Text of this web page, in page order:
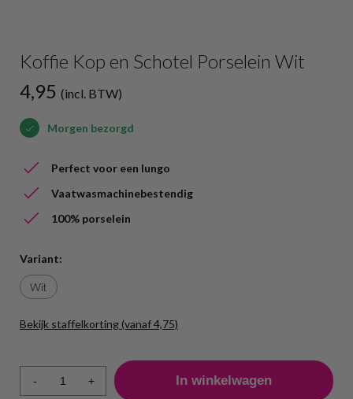
Koffie Kop en Schotel Porselein Wit
4,95 (incl. BTW)
Morgen bezorgd
Perfect voor een lungo
Vaatwasmachinebestendig
100% porselein
Variant:
Wit
Bekijk staffelkorting (vanaf 4,75)
1 - 4
5 +
4,75
- +